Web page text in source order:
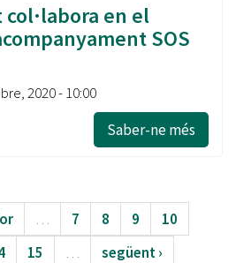
col·labora en el
SOS
2020 - 10:00
Saber-ne més
… 7 8 9
10
15 …
següent ›